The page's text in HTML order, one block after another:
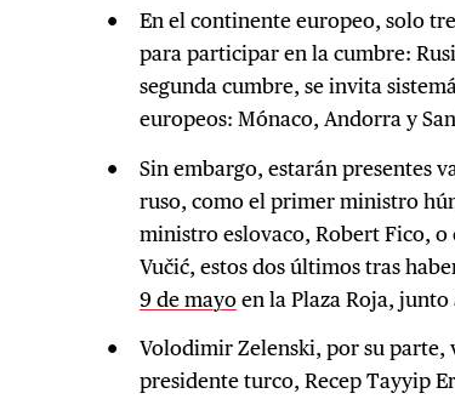
En el continente europeo, solo
para participar en la cumbre:
segunda cumbre, se invita
europeos: Mónaco, Andorra y
Sin embargo, estarán presentes
ruso, como el primer ministro
ministro eslovaco, Robert Fico,
Vučić, estos dos últimos tras
9 de mayoen la Plaza Roja, junto
Volodimir Zelenski, por su parte,
presidente turco, Recep Tayyip